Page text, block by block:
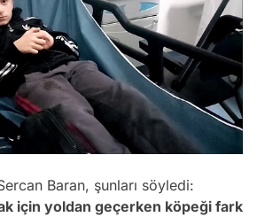
Baran, şunları söyledi:
için yoldan geçerken köpeği fark